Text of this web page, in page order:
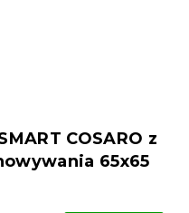
COSARO z
65x65